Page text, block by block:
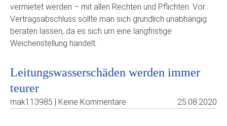
vermietet werden – mit allen Rechten und Pflichten. Vor
Vertragsabschluss sollte man sich gründlich unabhängig
beraten lassen, da es sich um eine langfristige
Weichenstellung handelt.
Leitungswasserschäden werden immer
teurer
mak113985 | Keine Kommentare 25.08.2020